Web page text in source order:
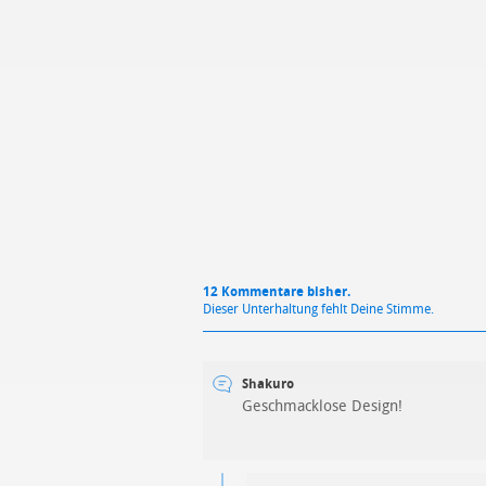
12 Kommentare bisher.
Dieser Unterhaltung fehlt Deine Stimme.
Shakuro
Geschmacklose Design!